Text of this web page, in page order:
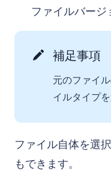
ファイルバージ
補足事項
元のファイ
イルタイプ
ファイル自体を選
もできます。